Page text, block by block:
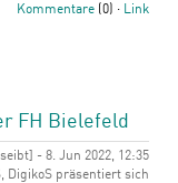
Kommentare (0) · Link
FH Bielefeld
- 8. Jun 2022, 12:35
DigikoS präsentiert sich